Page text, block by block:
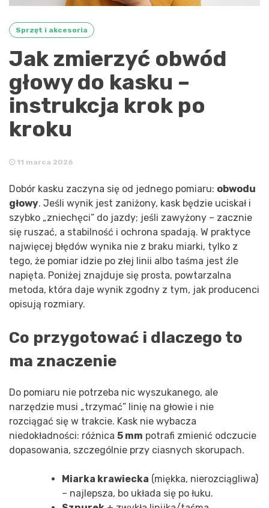
Sprzęt i akcesoria
Jak zmierzyć obwód
głowy do kasku –
instrukcja krok po
kroku
11 marca 2026
Dobór kasku zaczyna się od jednego pomiaru: obwodu
głowy. Jeśli wynik jest zaniżony, kask będzie uciskał i
szybko „zniechęci” do jazdy; jeśli zawyżony – zacznie
się ruszać, a stabilność i ochrona spadają. W praktyce
najwięcej błędów wynika nie z braku miarki, tylko z
tego, że pomiar idzie po złej linii albo taśma jest źle
napięta. Poniżej znajduje się prosta, powtarzalna
metoda, która daje wynik zgodny z tym, jak producenci
opisują rozmiary.
Co przygotować i dlaczego to
ma znaczenie
Do pomiaru nie potrzeba nic wyszukanego, ale
narzędzie musi „trzymać” linię na głowie i nie
rozciągać się w trakcie. Kask nie wybacza
niedokładności: różnica 5 mm potrafi zmienić odczucie
dopasowania, szczególnie przy ciasnych skorupach.
Miarka krawiecka (miękka, nierozciągliwa)
– najlepsza, bo układa się po łuku.